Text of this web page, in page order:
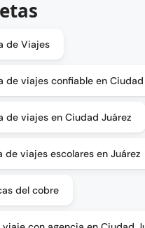
de Viajes
de viajes confiable en Ciudad
de viajes en Ciudad Juárez
de viajes escolares en Juárez
del cobre